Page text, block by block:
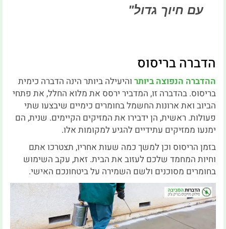
עם חיוך גדול"
הדברה בריסוס
ההדברה הנפוצה ביותר והיעילה ביותר הינה הדברה כימית
בריסוס. בהדברה זו, המדביר ירסס את מלוא החלל, את פתחי
הביוב ואת ארונות החשמל בחומרים כימיים שיבצעו שתי
פעולות. ראשית, הן ידבירו את המזיקים הקיימים. שנית, הם
ימנעו ממזיקים עתידיים להגיע למקומות אלו.
בזמן הריסוס וכן למשך כמה שעות אחריו, תצטרכו אתם
וחיות המחמד שלכם לעזוב את הבית. זאת, עקב השימוש
בחומרים מסוכנים ולשם השמירה על ביטחונכם האישי.